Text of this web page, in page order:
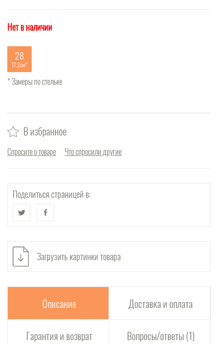
Нет в наличии
28
17.2см
* Замеры по стельке
В избранное
Спросите о товаре Что спросили другие
Поделиться страницей в:
Загрузить картинки товара
Описание Доставка и оплата
Гарантия и возврат Вопросы/ответы (1)